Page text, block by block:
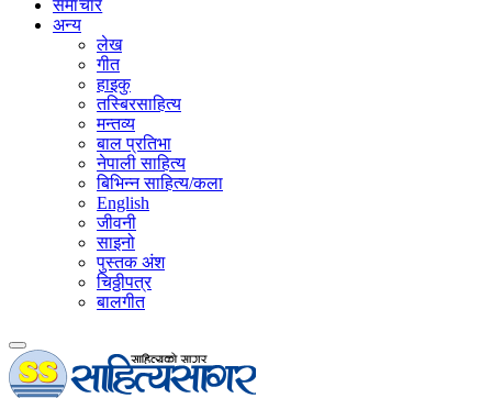
समाचार
अन्य
लेख
गीत
हाइकु
तस्बिरसाहित्य
मन्तव्य
बाल प्रतिभा
नेपाली साहित्य
बिभिन्न साहित्य/कला
English
जीवनी
साइनो
पुस्तक अंश
चिठ्ठीपत्र
बालगीत